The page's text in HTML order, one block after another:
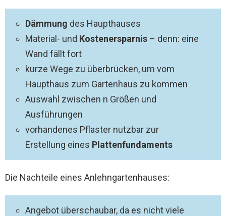
Dämmung des Haupthauses
Material- und Kostenersparnis – denn: eine
Wand fällt fort
kurze Wege zu überbrücken, um vom
Haupthaus zum Gartenhaus zu kommen
Auswahl zwischen n Größen und
Ausführungen
vorhandenes Pflaster nutzbar zur
Erstellung eines Plattenfundaments
Die Nachteile eines Anlehngartenhauses:
Angebot überschaubar, da es nicht viele